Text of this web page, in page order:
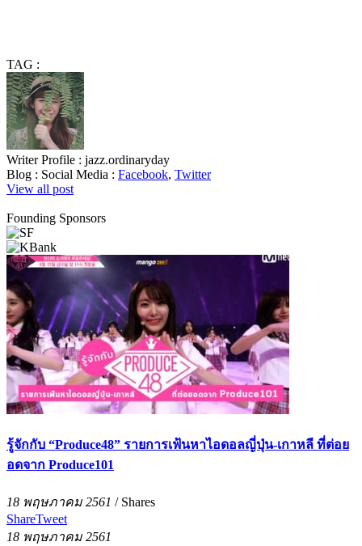
TAG :
Writer Profile : jazz.ordinaryday
Blog : Social Media : Facebook, Twitter
View all post
Founding Sponsors
รู้จักกับ “Produce48” รายการเฟ้นหาไอดอลญี่ปุ่น-เกาหลี ที่ต่อย
อดจาก Produce101
18 พฤษภาคม 2561 / Shares
ShareTweet
18 พฤษภาคม 2561